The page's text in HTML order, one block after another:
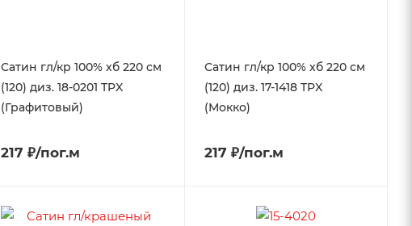
Сатин гл/кр 100% хб 220 см
(120) диз. 18-0201 TPX
(Графитовый)
217 ₽/пог.м
Сатин гл/кр 100% хб 220 см
(120) диз. 17-1418 TPX
(Мокко)
217 ₽/пог.м